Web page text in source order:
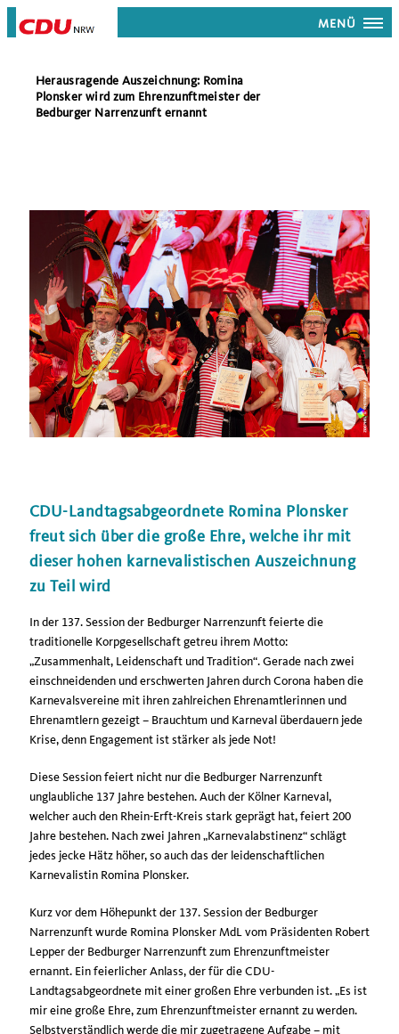
MENÜ
Herausragende Auszeichnung: Romina
Plonsker wird zum Ehrenzunftmeister der
Bedburger Narrenzunft ernannt
CDU-Landtagsabgeordnete Romina Plonsker
freut sich über die große Ehre, welche ihr mit
dieser hohen karnevalistischen Auszeichnung
zu Teil wird
In der 137. Session der Bedburger Narrenzunft feierte die
traditionelle Korpgesellschaft getreu ihrem Motto:
Zusammenhalt, Leidenschaft und Tradition“. Gerade nach zwei
einschneidenden und erschwerten Jahren durch Corona haben die
Karnevalsvereine mit ihren zahlreichen Ehrenamtlerinnen und
Ehrenamtlern gezeigt – Brauchtum und Karneval überdauern jede
Krise, denn Engagement ist stärker als jede Not!
Diese Session feiert nicht nur die Bedburger Narrenzunft
unglaubliche 137 Jahre bestehen. Auch der Kölner Karneval,
welcher auch den Rhein-Erft-Kreis stark geprägt hat, feiert 200
Jahre bestehen. Nach zwei Jahren „Karnevalabstinenz“ schlägt
jedes jecke Hätz höher, so auch das der leidenschaftlichen
Karnevalistin Romina Plonsker.
Kurz vor dem Höhepunkt der 137. Session der Bedburger
Narrenzunft wurde Romina Plonsker MdL vom Präsidenten Robert
Lepper der Bedburger Narrenzunft zum Ehrenzunftmeister
ernannt. Ein feierlicher Anlass, der für die CDU-
Landtagsabgeordnete mit einer großen Ehre verbunden ist. „Es ist
mir eine große Ehre, zum Ehrenzunftmeister ernannt zu werden.
Selbstverständlich werde die mir zugetragene Aufgabe – mit